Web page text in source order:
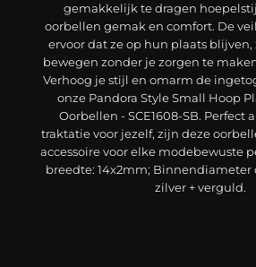
gemakkelijk te dragen
oorbellen gemak en comfort. De
ervoor dat ze op hun plaats
bewegen zonder je zorgen te
Verhoog je stijl en omarm de
onze Pandora Style Small Hoop
Oorbellen - SCE1608-SB. Perfect
traktatie voor jezelf, zijn deze
accessoire voor elke modebewuste
breedte: 14x2mm; Binnendiameter
zilver + verguld.